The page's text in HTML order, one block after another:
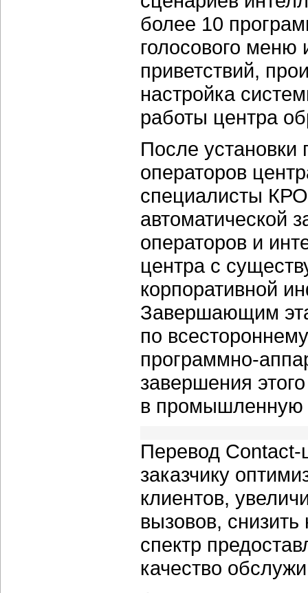
более 10
голосового меню
приветствий,
настройка
работы центра
После установки
операторов
специалисты
автоматической
операторов и
центра с
корпоративной
Завершающим
по
программно-
завершения
в промышленную
Перевод
заказчику
клиентов,
вызовов,
спектр
качество